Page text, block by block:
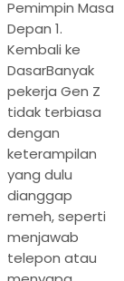
Pemimpin Masa
Depan 1.
Kembali ke
DasarBanyak
pekerja Gen Z
tidak terbiasa
dengan
keterampilan
yang dulu
dianggap
remeh, seperti
menjawab
telepon atau